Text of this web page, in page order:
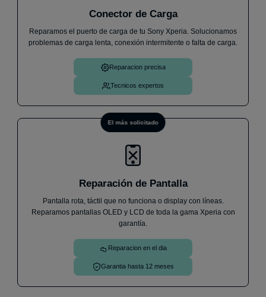
★★
He llevado mi móvil un Samsung A33 ya que no me
y en menos de 1h me lo has cambiado y ya
funciona perfectamente. Sin dudas cuando me pase
algo, volveré.
Conector de Carga
Reparamos el puerto de carga de tu Sony Xperia. Solucionamos
problemas de carga lenta, conexión intermitente o falta de carga.
Reparacion precisa
Tecnicos expertos
El más solicitado
Reparación de Pantalla
Pantalla rota, táctil que no funciona o display con líneas.
Reparamos pantallas OLED y LCD de toda la gama Xperia con
garantía.
Reparacion en el dia
Garantia hasta 12 meses